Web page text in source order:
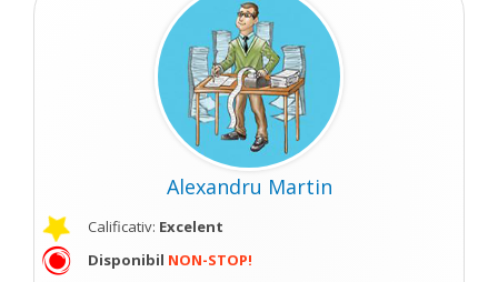
Alexandru Martin
Calificativ: Excelent
Disponibil NON-STOP!